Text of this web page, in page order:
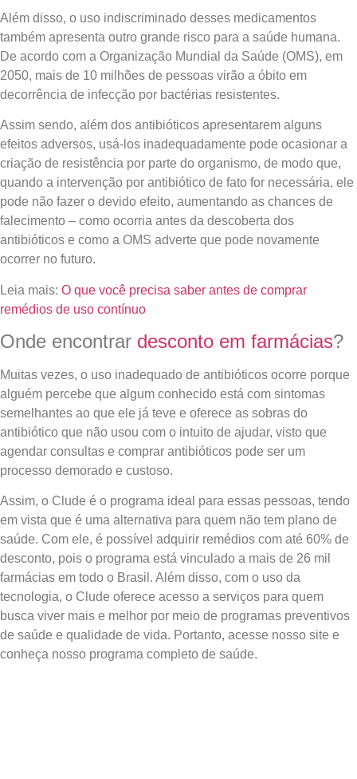
Além disso, o uso indiscriminado desses medicamentos
também apresenta outro grande risco para a saúde humana.
De acordo com a Organização Mundial da Saúde (OMS), em
2050, mais de 10 milhões de pessoas virão a óbito em
decorrência de infecção por bactérias resistentes.
Assim sendo, além dos antibióticos apresentarem alguns
efeitos adversos, usá-los inadequadamente pode ocasionar a
criação de resistência por parte do organismo, de modo que,
quando a intervenção por antibiótico de fato for necessária, ele
pode não fazer o devido efeito, aumentando as chances de
falecimento – como ocorria antes da descoberta dos
antibióticos e como a OMS adverte que pode novamente
ocorrer no futuro.
Leia mais: O que você precisa saber antes de comprar
remédios de uso contínuo
Onde encontrar desconto em farmácias?
Muitas vezes, o uso inadequado de antibióticos ocorre porque
alguém percebe que algum conhecido está com sintomas
semelhantes ao que ele já teve e oferece as sobras do
antibiótico que não usou com o intuito de ajudar, visto que
agendar consultas e comprar antibióticos pode ser um
processo demorado e custoso.
Assim, o Clude é o programa ideal para essas pessoas, tendo
em vista que é uma alternativa para quem não tem plano de
saúde. Com ele, é possível adquirir remédios com até 60% de
desconto, pois o programa está vinculado a mais de 26 mil
farmácias em todo o Brasil. Além disso, com o uso da
tecnologia, o Clude oferece acesso a serviços para quem
busca viver mais e melhor por meio de programas preventivos
de saúde e qualidade de vida. Portanto, acesse nosso site e
conheça nosso programa completo de saúde.